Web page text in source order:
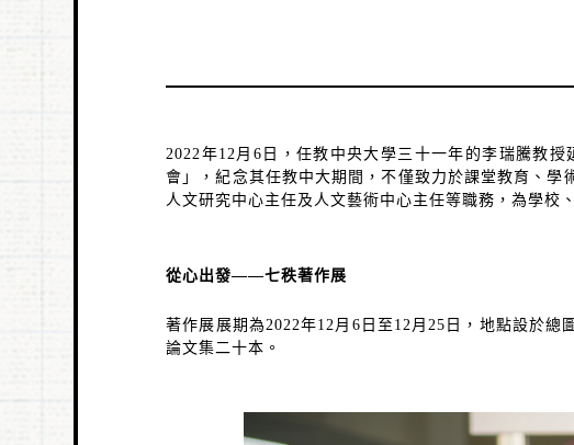
2022年12月 6 日，任教中央大學三十一年的李瑞騰教
會」，紀念其任教中大期間，不僅致力於課堂教育、學
人文研究中心主任及人文藝術中心主任等職務，為學校
從心出發——七秩著作展
著作展展期為2022年12月 6 日至 12月25 日，地點設於總
論文集二十本。